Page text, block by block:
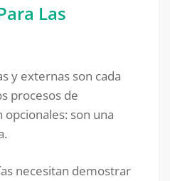
Las
y externas son cada
procesos de
opcionales: son una
necesitan demostrar